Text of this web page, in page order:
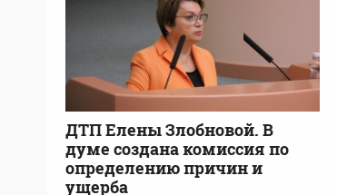
ДТП Елены Злобновой. В
думе создана комиссия по
определению причин и
ущерба